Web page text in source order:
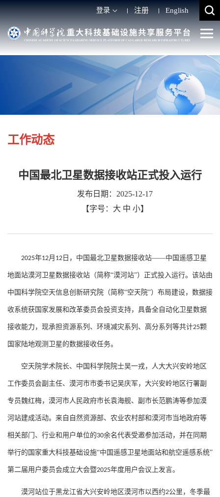
登录 注册 English
工作动态
中国最北卫星数据接收站正式投入运行
发布日期：2025-12-17
【字号： 大 中 小】
2025年12月 12 日，中国最北卫星数据接收站——中国遥感卫星
地面站漠河卫星数据接收站（简称“漠河站”）正式投入运行。该站由
中国科学院空天信息创新研究院（简称“空天院”）布局建设，数据接
收系统获国家发展和改革委员会投资支持，具备全自动化卫星数据
接收能力，现承担资源系列、环境减灾系列、高分系列等共计25颗
国家陆地观测卫星的数据接收任务。
空天院学术院长、中国科学院院士吴一戎，人大大兴安岭地区
工作委员会副主任、漠河市市委书记吴庆军，大兴安岭地区行署副
专员魏红梅，漠河市人民政府市长袁海舰、副市长范鹏涛等参加漠
河站建成活动。来自自然资源部、农业农村部和漠河市当地政府等
相关部门、行业和用户单位的30余名代表受邀参加活动，并在同期
举行的国家重大科技基础设施“中国遥感卫星地面站和航空遥感系统”
第二届用户委员会成立大会暨2025年度用户会议上发言。
漠河站位于黑龙江省大兴安岭地区漠河市以西约2公里，冬季最